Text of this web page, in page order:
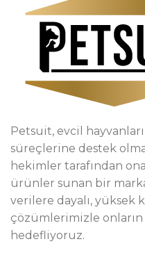
Petsuit, evcil
süreçlerine destek
hekimler tarafından
ürünler sunan bir
verilere dayalı, yüksek
çözümlerimizle onların
hedefliyoruz.